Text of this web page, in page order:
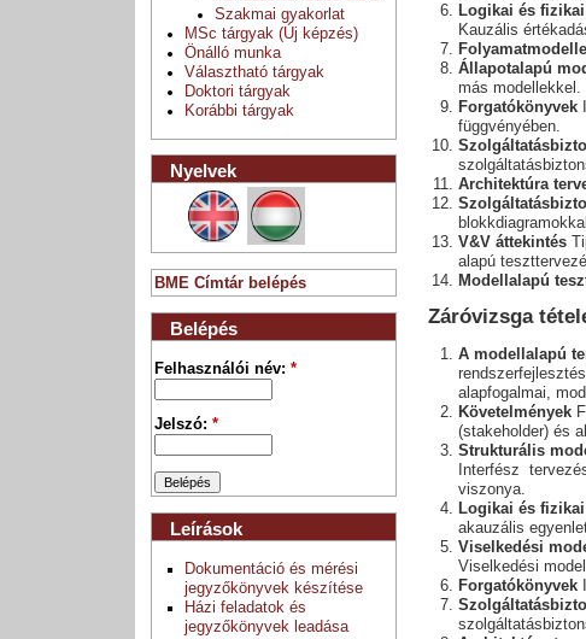
Logikai és
Kauzális
Állapotalapú
más modellekkel.
Forgatókönyvek
függvényében.
Architektúra
V&V áttekintés
alapú
Modellalapú
Záróvizsga
A modellalapú
alapfogalmai,
Követelmények
(stakeholder) és
Strukturális
Interfész
viszonya.
Logikai és
akauzális
Viselkedési
Viselkedési
Forgatókönyvek
Szakmai gyakorlat
MSc tárgyak (Új képzés)
Önálló munka
Választható tárgyak
Doktori tárgyak
Korábbi tárgyak
Nyelvek
BME Címtár belépés
Belépés
Felhasználói név:*
Jelszó:*
Leírások
Dokumentáció és mérési
jegyzőkönyvek készítése
Házi feladatok és
jegyzőkönyvek leadása